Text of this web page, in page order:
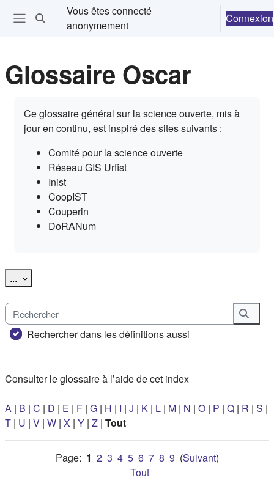
Passer au contenu principal
Ouvrir le menu de navigation
Activer/désactiver la saisie de recherche
Vous êtes connecté
anonymement
Connexion
Glossaire Oscar
Ce glossaire général sur la science ouverte, mis à
jour en continu, est inspiré des sites suivants :
Comité pour la science ouverte
Réseau GIS Urfist
Inist
CoopIST
Couperin
DoRANum
... Exporter des articles
Rechercher
Rechercher dans les définitions aussi
Consulter le glossaire à l’aide de cet index
A | B | C | D | E | F | G | H | I | J | K | L | M | N | O | P | Q | R | S |
T | U | V | W | X | Y | Z | Tout
Page: 1 2 3 4 5 6 7 8 9 (Suivant)
Tout